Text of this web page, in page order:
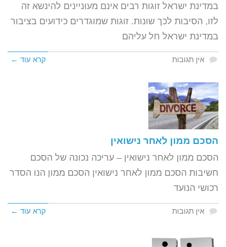
במדינת ישראל זוגות רבים אינם מעוניינים להינשא זה
לזו, הסיבות לכך שונות. זוגות שמוגדרים כידועים בציבור
במדינת ישראל חל עליהם
אין תגובות קרא עוד ←
הסכם ממון לאחר נישואין
הסכם ממון לאחר נישואין – עריכה נכונה של הסכם
חשיבות הסכם ממון לאחר נישואין הסכם ממון הנו הסדר
רכושי הנועד
אין תגובות קרא עוד ←